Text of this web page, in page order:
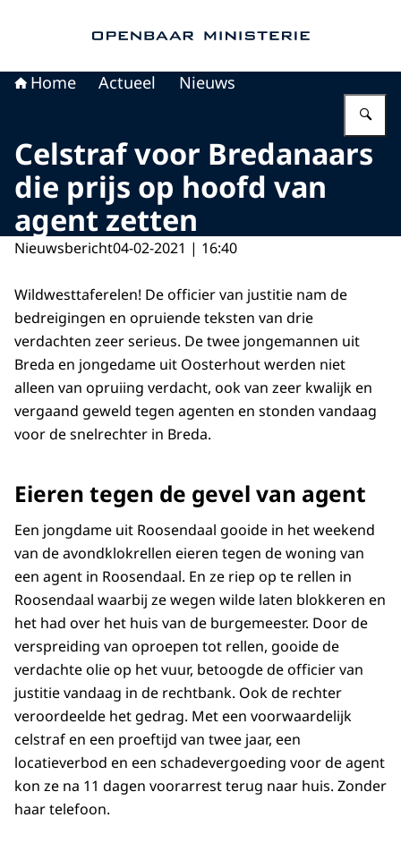
Home Actueel Nieuws
Celstraf voor Bredanaars
die prijs op hoofd van
agent zetten
Nieuwsbericht04-02-2021 | 16:40
Wildwesttaferelen! De officier van justitie nam de
bedreigingen en opruiende teksten van drie
verdachten zeer serieus. De twee jongemannen uit
Breda en jongedame uit Oosterhout werden niet
alleen van opruiing verdacht, ook van zeer kwalijk en
vergaand geweld tegen agenten en stonden vandaag
voor de snelrechter in Breda.
Eieren tegen de gevel van agent
Een jongdame uit Roosendaal gooide in het weekend
van de avondklokrellen eieren tegen de woning van
een agent in Roosendaal. En ze riep op te rellen in
Roosendaal waarbij ze wegen wilde laten blokkeren en
het had over het huis van de burgemeester. Door de
verspreiding van oproepen tot rellen, gooide de
verdachte olie op het vuur, betoogde de officier van
justitie vandaag in de rechtbank. Ook de rechter
veroordeelde het gedrag. Met een voorwaardelijk
celstraf en een proeftijd van twee jaar, een
locatieverbod en een schadevergoeding voor de agent
kon ze na 11 dagen voorarrest terug naar huis. Zonder
haar telefoon.